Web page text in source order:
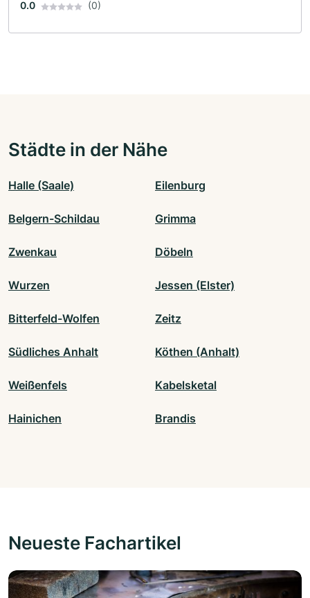
0.0 (0)
Städte in der Nähe
Halle (Saale) Eilenburg
Belgern-Schildau Grimma
Zwenkau Döbeln
Wurzen Jessen (Elster)
Bitterfeld-Wolfen Zeitz
Südliches Anhalt Köthen (Anhalt)
Weißenfels Kabelsketal
Hainichen Brandis
Neueste Fachartikel